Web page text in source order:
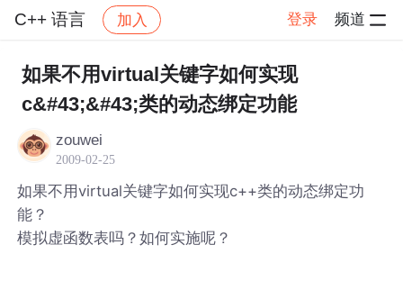
C++ 语言 加入 登录 频道
社区 C++ 语言 帖子详情
如果不用virtual关键字如何实现
c&#43;&#43;类的动态绑定功能
zouwei
2009-02-25
如果不用virtual关键字如何实现c++类的动态绑定功
能？
模拟虚函数表吗？如何实施呢？